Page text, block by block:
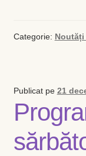
Categorie: Noutăți
Publicat pe 21